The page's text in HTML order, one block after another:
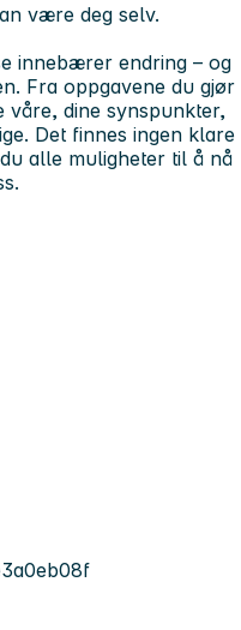
være deg selv.
innebærer endring – og
Fra oppgavene du gjør
dine synspunkter,
Det finnes ingen klare
alle muligheter til å nå